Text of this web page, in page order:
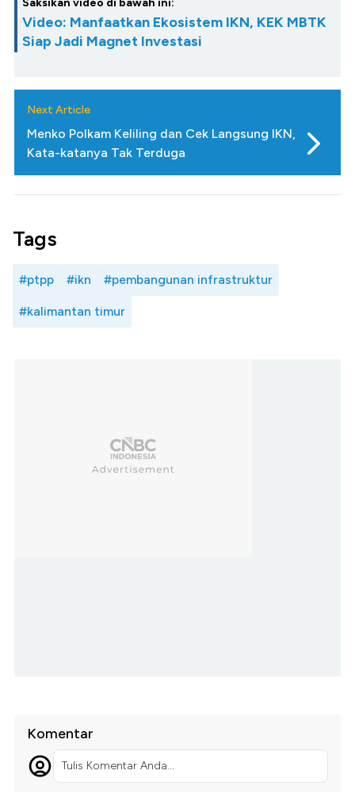
Saksikan video di bawah ini:
Video: Manfaatkan Ekosistem IKN, KEK MBTK
Siap Jadi Magnet Investasi
Next Article
Menko Polkam Keliling dan Cek Langsung IKN,
Kata-katanya Tak Terduga
Tags
#ptpp #ikn #pembangunan infrastruktur
#kalimantan timur
Komentar
Tulis Komentar Anda...